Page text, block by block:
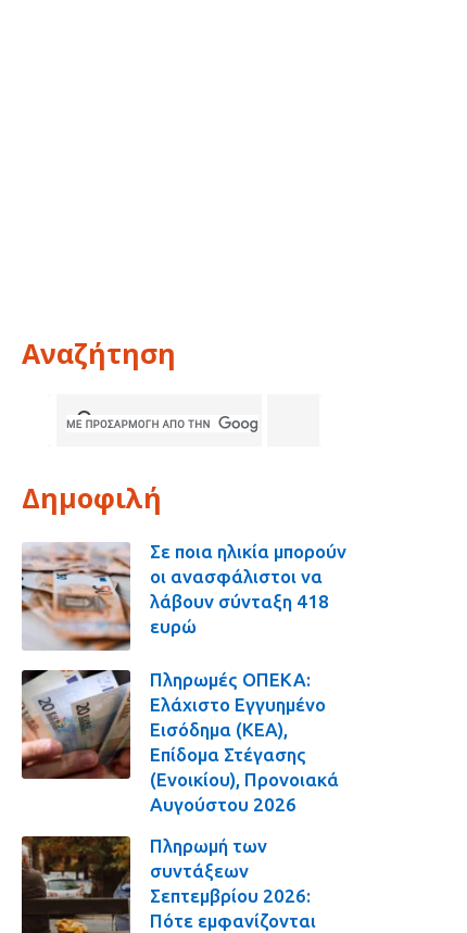
Αναζήτηση
Δημοφιλή
Σε ποια ηλικία μπορούν
οι ανασφάλιστοι να
λάβουν σύνταξη 418
ευρώ
Πληρωμές ΟΠΕΚΑ:
Ελάχιστο Εγγυημένο
Εισόδημα (ΚΕΑ),
Επίδομα Στέγασης
(Ενοικίου), Προνοιακά
Αυγούστου 2026
Πληρωμή των
συντάξεων
Σεπτεμβρίου 2026:
Πότε εμφανίζονται